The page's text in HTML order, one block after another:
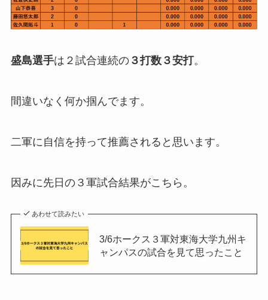
盛島選手は２試合連続の３打数３安打。
間違いなく何か掴んでます。
二軍に自信を持って推薦されると思います。
因みに先日の３軍試合結果がこちら。
あわせて読みたい
3/6ホークス３軍対東海大学九州キ
ャンパスの試合を見て思ったこと